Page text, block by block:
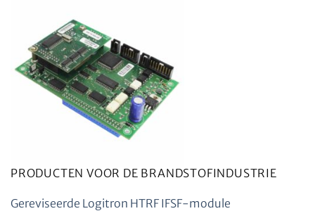
PRODUCTEN VOOR DE BRANDSTOFINDUSTRIE
Gereviseerde Logitron HTRF IFSF-module